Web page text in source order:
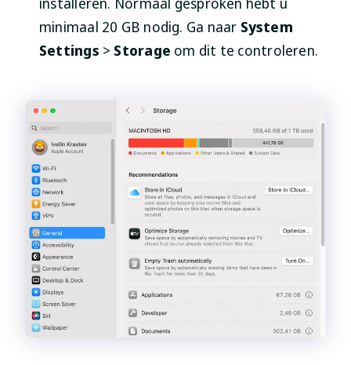
minimaal 20 GB nodig. Ga naar System
Settings > Storage om dit te controleren.